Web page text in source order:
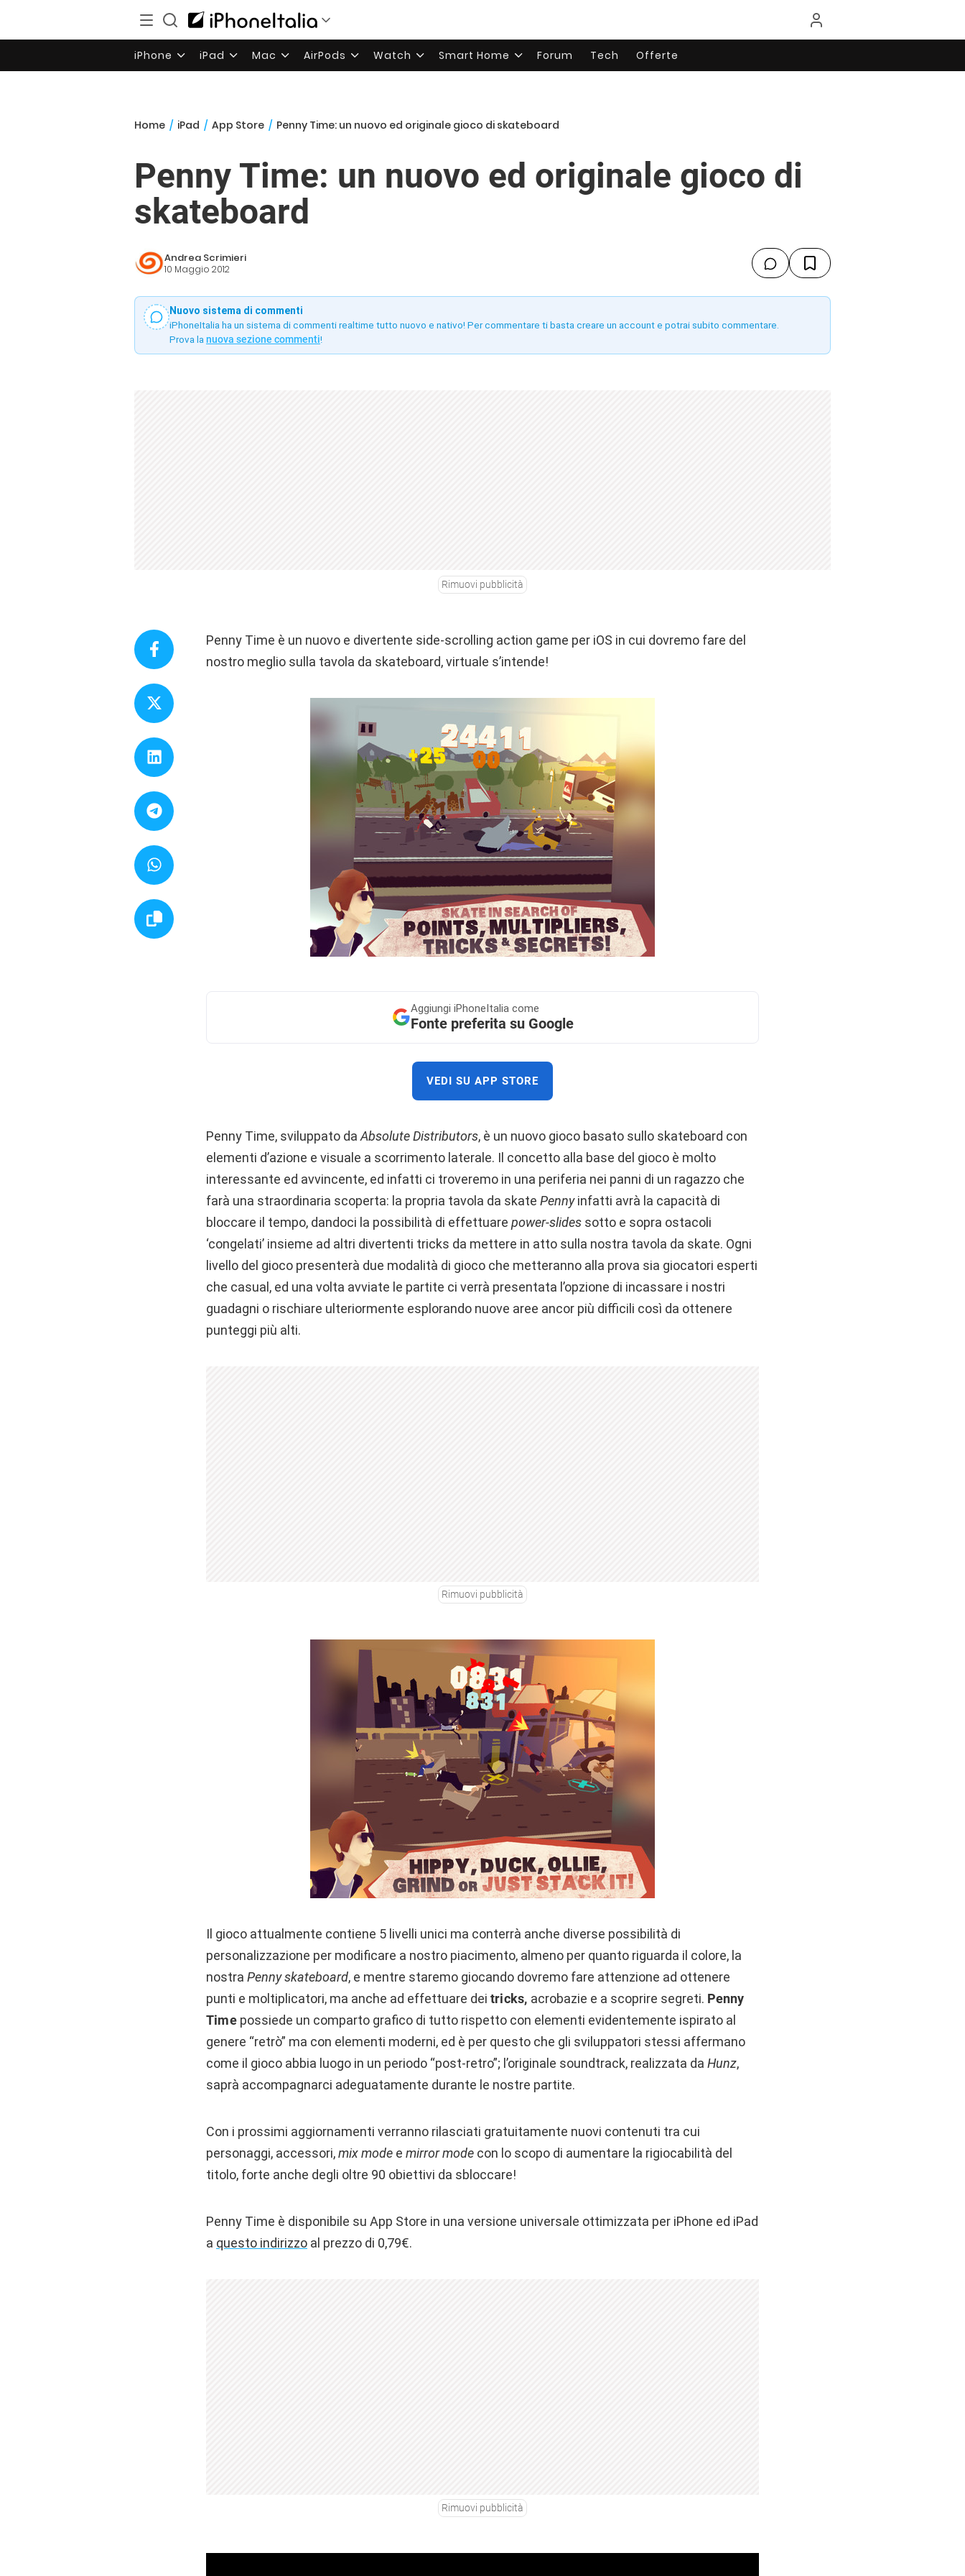
iPhone iPad Mac AirPods Watch Smart Home Forum Tech Offerte
Home / iPad / App Store / Penny Time: un nuovo ed originale gioco di skateboard
Penny Time: un nuovo ed originale gioco di
skateboard
Andrea Scrimieri
10 Maggio 2012
Nuovo sistema di commenti
iPhoneItalia ha un sistema di commenti realtime tutto nuovo e nativo! Per commentare ti basta creare un account e potrai subito commentare.
Prova la nuova sezione commenti!
Rimuovi pubblicità
Penny Time è un nuovo e divertente side-scrolling action game per iOS in cui dovremo fare del
nostro meglio sulla tavola da skateboard, virtuale s’intende!
Aggiungi iPhoneItalia come
Fonte preferita su Google
VEDI SU APP STORE
Penny Time, sviluppato da Absolute Distributors, è un nuovo gioco basato sullo skateboard con
elementi d’azione e visuale a scorrimento laterale. Il concetto alla base del gioco è molto
interessante ed avvincente, ed infatti ci troveremo in una periferia nei panni di un ragazzo che
farà una straordinaria scoperta: la propria tavola da skate Pennyinfatti avrà la capacità di
bloccare il tempo, dandoci la possibilità di effettuare power-slides sotto e sopra ostacoli
‘congelati’ insieme ad altri divertenti tricks da mettere in atto sulla nostra tavola da skate. Ogni
livello del gioco presenterà due modalità di gioco che metteranno alla prova sia giocatori esperti
che casual, ed una volta avviate le partite ci verrà presentata l’opzione di incassare i nostri
guadagni o rischiare ulteriormente esplorando nuove aree ancor più difficili così da ottenere
punteggi più alti.
Rimuovi pubblicità
Il gioco attualmente contiene 5 livelli unici ma conterrà anche diverse possibilità di
personalizzazione per modificare a nostro piacimento, almeno per quanto riguarda il colore, la
nostra Penny skateboard, e mentre staremo giocando dovremo fare attenzione ad ottenere
punti e moltiplicatori, ma anche ad effettuare dei tricks, acrobazie e a scoprire segreti. Penny
Timepossiede un comparto grafico di tutto rispetto con elementi evidentemente ispirato al
genere “retrò” ma con elementi moderni, ed è per questo che gli sviluppatori stessi affermano
come il gioco abbia luogo in un periodo “post-retro”; l’originale soundtrack, realizzata da Hunz,
saprà accompagnarci adeguatamente durante le nostre partite.
Con i prossimi aggiornamenti verranno rilasciati gratuitamente nuovi contenuti tra cui
personaggi, accessori,mix mode e mirror mode con lo scopo di aumentare la rigiocabilità del
titolo, forte anche degli oltre 90 obiettivi da sbloccare!
Penny Time è disponibile su App Store in una versione universale ottimizzata per iPhone ed iPad
a questo indirizzo al prezzo di 0,79€.
Rimuovi pubblicità